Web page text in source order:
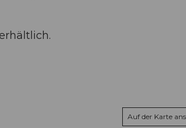
Auf der Karte